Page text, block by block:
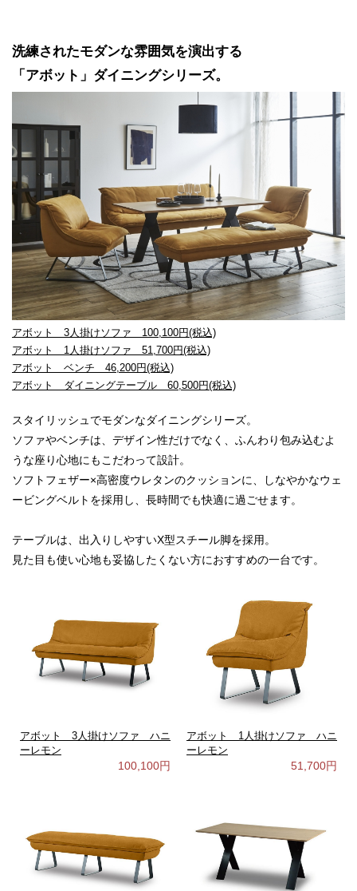
洗練されたモダンな雰囲気を演出する
「アボット」ダイニングシリーズ。
アボット 3人掛けソファ 100,100円(税込)
アボット 1人掛けソファ 51,700円(税込)
アボット ベンチ 46,200円(税込)
アボット ダイニングテーブル 60,500円(税込)
スタイリッシュでモダンなダイニングシリーズ。
ソファやベンチは、デザイン性だけでなく、ふんわり包み込むよ
うな座り心地にもこだわって設計。
ソフトフェザー×高密度ウレタンのクッションに、しなやかなウェ
ービングベルトを採用し、長時間でも快適に過ごせます。
テーブルは、出入りしやすいX型スチール脚を採用。
見た目も使い心地も妥協したくない方におすすめの一台です。
アボット 3人掛けソファ ハニ
ーレモン
100,100円
アボット 1人掛けソファ ハニ
ーレモン
51,700円